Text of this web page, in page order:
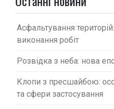
Асфальтування
виконання робіт
Розвідка з неба: нова
Клопи з пресшайбою:
та сфери застосування